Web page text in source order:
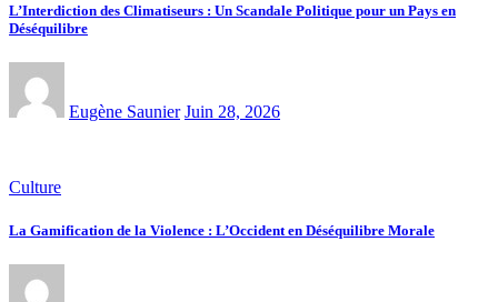
L’Interdiction des Climatiseurs : Un Scandale Politique pour un Pays en
Déséquilibre
Eugène Saunier Juin 28, 2026
Culture
La Gamification de la Violence : L’Occident en Déséquilibre Morale